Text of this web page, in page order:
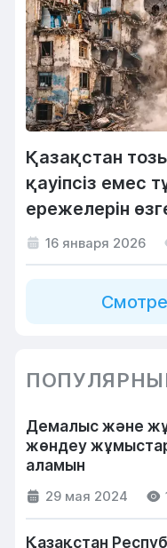
Қазақстан
қауіпсіз емес
ережелерін
тұрғындар мен
қандай пайда
16 января 2026
Демалыс және
жөндеу
аламын
29 мая 2024
Қазақстан